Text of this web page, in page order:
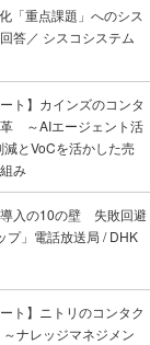
「重点課題」へのシス
答／ シスコシステム
ト】カインズのコンタ
～AIエージェント活
とVoCを活かした売
み
導入の10の壁 失敗回避
プ」電話放送局 / DHK
ト】ニトリのコンタク
～ナレッジマネジメン